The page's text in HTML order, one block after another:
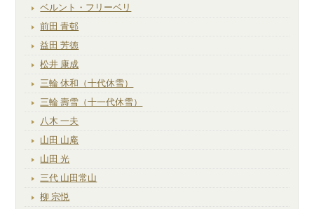
ベルント・フリーベリ
前田 青邨
益田 芳徳
松井 康成
三輪 休和（十代休雪）
三輪 壽雪（十一代休雪）
八木 一夫
山田 山庵
山田 光
三代 山田常山
柳 宗悦